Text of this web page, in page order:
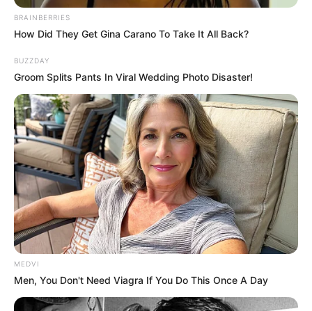
คนที่คุณรักดูเหมือนจะเป็นที่ต้องตาต้องใจของคนอื่นๆด้วย ไม่ควร
นี้คนรักของคุณมีอาการแอบงอน ให้คุณอดทนและควรจะคุยกันดีๆ
ดวงการเงิน การงาน
จะมีโอกาสเดินทางไปทำงานในต่างถิ่นหรือไปต่างประเทศและจะ
ประสบความสำเร็จเป็นอย่างดี เงินพิเศษจะมาจากการบริการที่
ถูกใจคนอื่น สินค้าที่เกิดจากไอเดียใหม่ๆ คุณจะหาเงินได้ก้อนใหญ่
จากกิจการที่คุณทำอยู่และอาจมีผู้มาร่วมลงทุนกับคุณเพิ่มจากเดิม
ดูเลขมงคลสำหรับ คนฝันเห็น ท้องวันศุกร์
Why this ordinary drink is the secret to feeling
your best every day
CTA FAVORITE
Why everything you thought you knew about water
might be wrong
CTA LOVE
BRAINBERRIES
How Did They Get Gina Carano To Take It All Back?
BUZZDAY
Groom Splits Pants In Viral Wedding Photo Disaster!
MEDVI
Men, You Don't Need Viagra If You Do This Once A Day